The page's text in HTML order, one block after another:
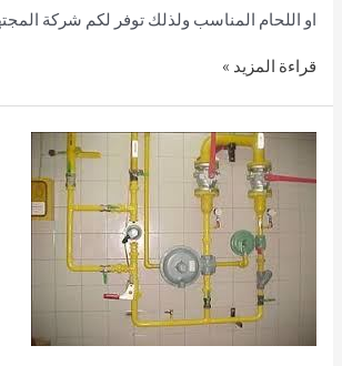
او اللحام المناسب ولذلك توفر لكم شركة
قراءة المزيد »